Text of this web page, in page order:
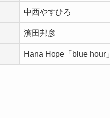
中西やすひろ
濱田邦彦
Hana Hope「blue hour」